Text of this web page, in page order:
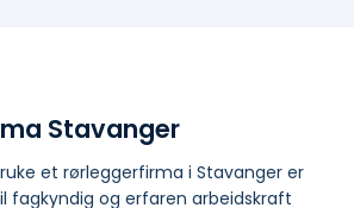
Stavanger
et rørleggerfirma i Stavanger er
fagkyndig og erfaren arbeidskraft